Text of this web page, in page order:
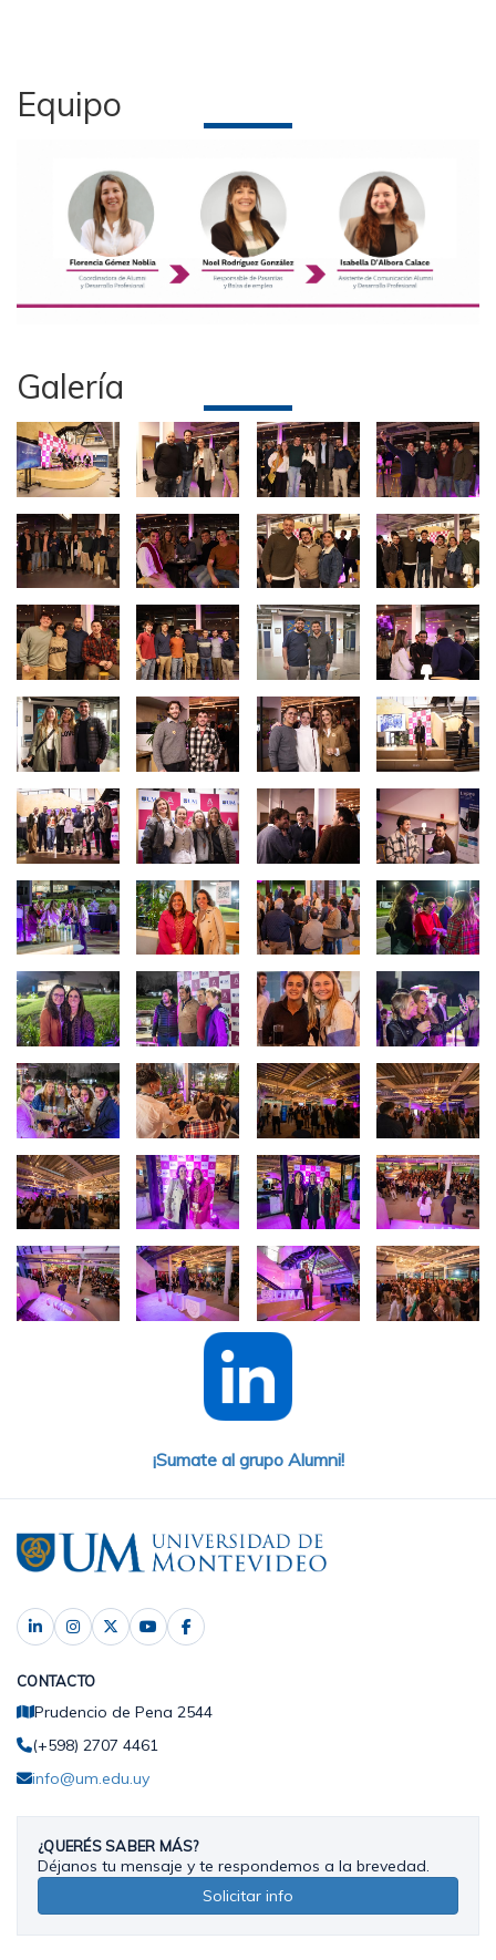
Equipo
Galería
Imagen Imagen Imagen Imagen
Imagen Imagen Imagen Imagen
Imagen Imagen Imagen Imagen
Imagen Imagen Imagen Imagen
Imagen Imagen Imagen Imagen
Imagen Imagen Imagen Imagen
Imagen Imagen Imagen Imagen
Imagen Imagen Imagen Imagen
Imagen Imagen Imagen Imagen
Imagen Imagen Imagen Imagen
¡Sumate al grupo Alumni!
CONTACTO
Prudencio de Pena 2544
(+598) 2707 4461
info@um.edu.uy
¿QUERÉS SABER MÁS?
Déjanos tu mensaje y te respondemos a la brevedad.
Solicitar info